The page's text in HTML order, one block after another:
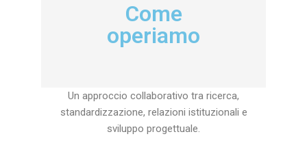
Come
operiamo
Un approccio collaborativo tra ricerca,
standardizzazione, relazioni istituzionali e
sviluppo progettuale.